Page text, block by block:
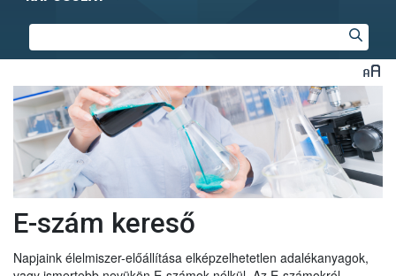
E-szám kereső
Napjaink élelmiszer-előállítása elképzelhetetlen adalékanyagok,